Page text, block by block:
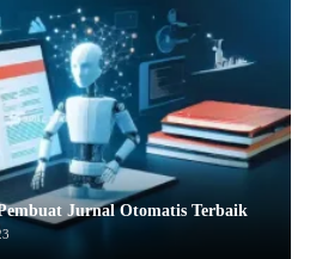
Jurnal Otomatis Terbaik